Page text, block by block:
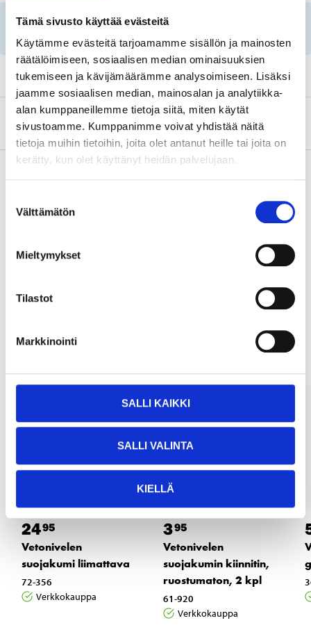
Tämä sivusto käyttää evästeitä
Käytämme evästeitä tarjoamamme sisällön ja mainosten
räätälöimiseen, sosiaalisen median ominaisuuksien
tukemiseen ja kävijämäärämme analysoimiseen. Lisäksi
jaamme sosiaalisen median, mainosalan ja analytiikka-
alan kumppaneillemme tietoja siitä, miten käytät
sivustoamme. Kumppanimme voivat yhdistää näitä
tietoja muihin tietoihin, joita olet antanut heille tai joita on
kerätty, kun olet käyttänyt heidän palvelujaan.
valinta
Välttämätön
Mieltymykset
Tilastot
Markkinointi
SALLI KAIKKI
SALLI VALINTA
KIELLÄ
Tärkeää tietoa varaosien etsimisestä
Tietoa valmistajasta
Osta verkosta ja nouda tavaratalosta jo 2 tunnin kuluttua!
Tähän tuotteeseen liittyvät
2495
Vetonivelen
suojakumi liimattava
72-356
Verkkokauppa
395
Vetonivelen
suojakumin kiinnitin,
ruostumaton, 2 kpl
61-920
Verkkokauppa
g